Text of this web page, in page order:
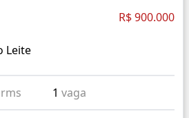
R$ 900.000
Leite
1vaga